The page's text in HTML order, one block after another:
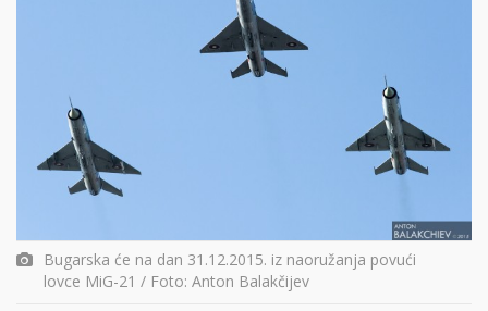
Bugarska će na dan 31.12.2015. iz naoružanja povući
lovce MiG-21 / Foto: Anton Balakčijev